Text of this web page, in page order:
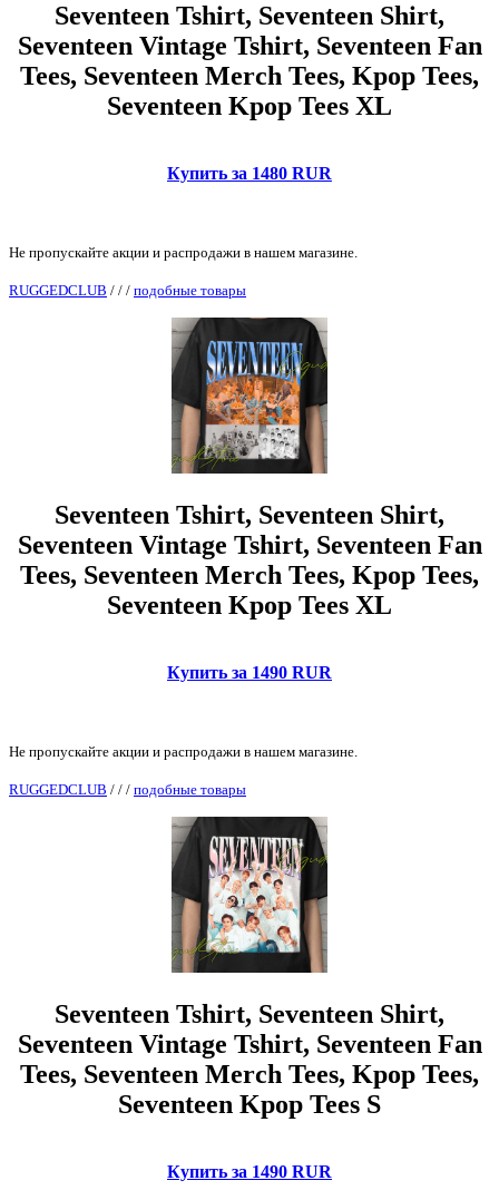
Seventeen Tshirt, Seventeen Shirt,
Seventeen Vintage Tshirt, Seventeen Fan
Tees, Seventeen Merch Tees, Kpop Tees,
Seventeen Kpop Tees XL
Купить за 1480 RUR
Не пропускайте акции и распродажи в нашем магазине.
RUGGEDCLUB / / / подобные товары
Seventeen Tshirt, Seventeen Shirt,
Seventeen Vintage Tshirt, Seventeen Fan
Tees, Seventeen Merch Tees, Kpop Tees,
Seventeen Kpop Tees XL
Купить за 1490 RUR
Не пропускайте акции и распродажи в нашем магазине.
RUGGEDCLUB / / / подобные товары
Seventeen Tshirt, Seventeen Shirt,
Seventeen Vintage Tshirt, Seventeen Fan
Tees, Seventeen Merch Tees, Kpop Tees,
Seventeen Kpop Tees S
Купить за 1490 RUR